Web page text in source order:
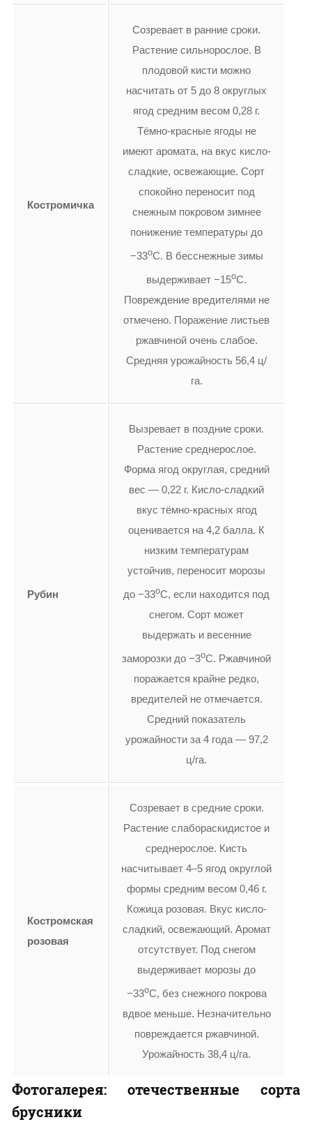
Костромичка
Созревает в ранние сроки.
Растение сильнорослое. В
плодовой кисти можно
насчитать от 5 до 8 округлых
ягод средним весом 0,28 г.
Тёмно-красные ягоды не
имеют аромата, на вкус кисло-
сладкие, освежающие. Сорт
спокойно переносит под
снежным покровом зимнее
понижение температуры до
−33оС. В бесснежные зимы
выдерживает −15оС.
Повреждение вредителями не
отмечено. Поражение листьев
ржавчиной очень слабое.
Средняя урожайность 56,4 ц/
га.
Рубин
Вызревает в поздние сроки.
Растение среднерослое.
Форма ягод округлая, средний
вес — 0,22 г. Кисло-сладкий
вкус тёмно-красных ягод
оценивается на 4,2 балла. К
низким температурам
устойчив, переносит морозы
до −33оС, если находится под
снегом. Сорт может
выдержать и весенние
заморозки до −3оС. Ржавчиной
поражается крайне редко,
вредителей не отмечается.
Средний показатель
урожайности за 4 года — 97,2
ц/га.
Костромская
розовая
Созревает в средние сроки.
Растение слабораскидистое и
среднерослое. Кисть
насчитывает 4–5 ягод округлой
формы средним весом 0,46 г.
Кожица розовая. Вкус кисло-
сладкий, освежающий. Аромат
отсутствует. Под снегом
выдерживает морозы до
−33оС, без снежного покрова
вдвое меньше. Незначительно
повреждается ржавчиной.
Урожайность 38,4 ц/га.
Фотогалерея: отечественные сорта
брусники